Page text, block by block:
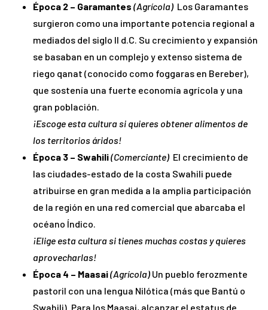
Época 2 – Garamantes (Agrícola) Los Garamantes
surgieron como una importante potencia regional a
mediados del siglo II d.C. Su crecimiento y expansión
se basaban en un complejo y extenso sistema de
riego qanat (conocido como foggaras en Bereber),
que sostenía una fuerte economía agrícola y una
gran población.
¡Escoge esta cultura si quieres obtener alimentos de
los territorios áridos!
Época 3 – Swahili(Comerciante) El crecimiento de
las ciudades-estado de la costa Swahili puede
atribuirse en gran medida a la amplia participación
de la región en una red comercial que abarcaba el
océano Índico.
¡Elige esta cultura si tienes muchas costas y quieres
aprovecharlas!
Época 4 – Maasai(Agrícola) Un pueblo ferozmente
pastoril con una lengua Nilótica (más que Bantú o
Swahili). Para los Maasai, alcanzar el estatus de